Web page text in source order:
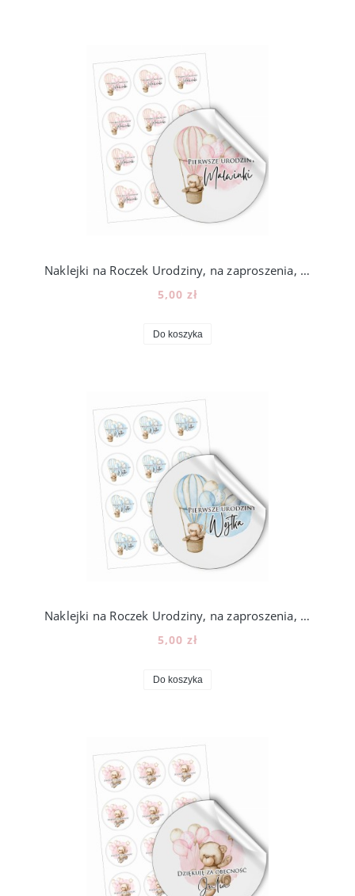
Naklejki na Roczek Urodziny, na zaproszenia, lizaki, miód, 12szt, 202_3
5,00 zł
Do koszyka
Naklejki na Roczek Urodziny, na zaproszenia, lizaki, miód, 12szt, 202_4
5,00 zł
Do koszyka